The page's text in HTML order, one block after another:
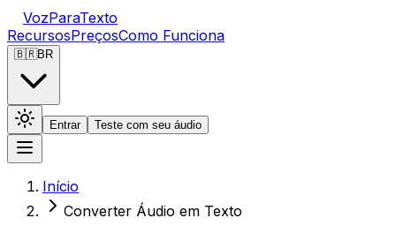
VozParaTexto
RecursosPreçosComo Funciona
🇧🇷BR
Entrar Teste com seu áudio
Início
Converter Áudio em Texto